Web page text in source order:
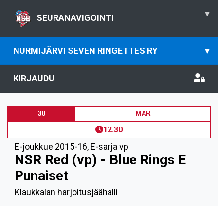
SEURANAVIGOINTI ▾
NURMIJÄRVI SEVEN RINGETTES RY ▾
KIRJAUDU
30 MAR
12.30
E-joukkue 2015-16, E-sarja vp
NSR Red (vp) - Blue Rings E
Punaiset
Klaukkalan harjoitusjäähalli